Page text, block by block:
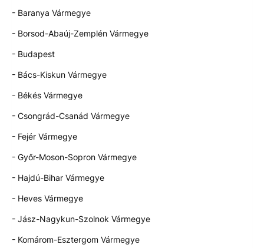
- Baranya Vármegye
- Borsod-Abaúj-Zemplén Vármegye
- Budapest
- Bács-Kiskun Vármegye
- Békés Vármegye
- Csongrád-Csanád Vármegye
- Fejér Vármegye
- Győr-Moson-Sopron Vármegye
- Hajdú-Bihar Vármegye
- Heves Vármegye
- Jász-Nagykun-Szolnok Vármegye
- Komárom-Esztergom Vármegye